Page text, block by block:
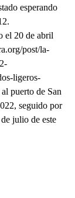
esperando
el 20 de abril
post/la-
ligeros-
puerto de San
seguido por
julio de este